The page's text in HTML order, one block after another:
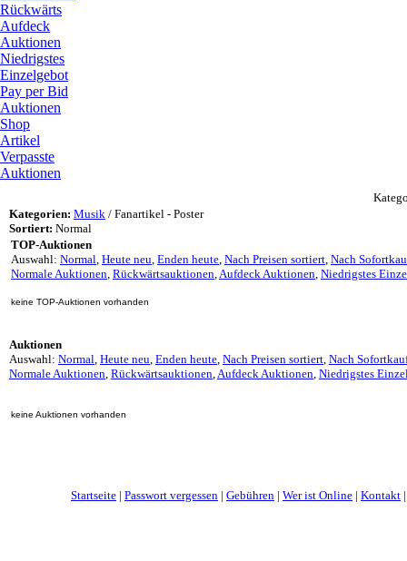
Rückwärts
Aufdeck
Auktionen
Niedrigstes
Einzelgebot
Pay per Bid
Auktionen
Shop
Artikel
Verpasste
Auktionen
Kategorien: Musik / Fanartikel - Poster
Sortiert: Normal
TOP-Auktionen
Auswahl: Normal, Heute neu, Enden heute, Nach Preisen sortiert, Nach
Normale Auktionen, Rückwärtsauktionen,Aufdeck Auktionen, Niedrigstes
keine TOP-Auktionen vorhanden
Auktionen
Auswahl: Normal, Heute neu, Enden heute, Nach Preisen sortiert, Nach
Normale Auktionen, Rückwärtsauktionen,Aufdeck Auktionen, Niedrigstes
keine Auktionen vorhanden
Startseite | Passwort vergessen | Gebühren | Wer ist Online | Kontakt